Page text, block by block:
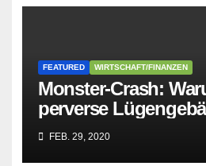
FEATURED WIRTSCHAFT/FINANZEN
Monster-Crash:
perverse
Sozialisten in sich
zusammenbricht!
FEB. 29, 2020